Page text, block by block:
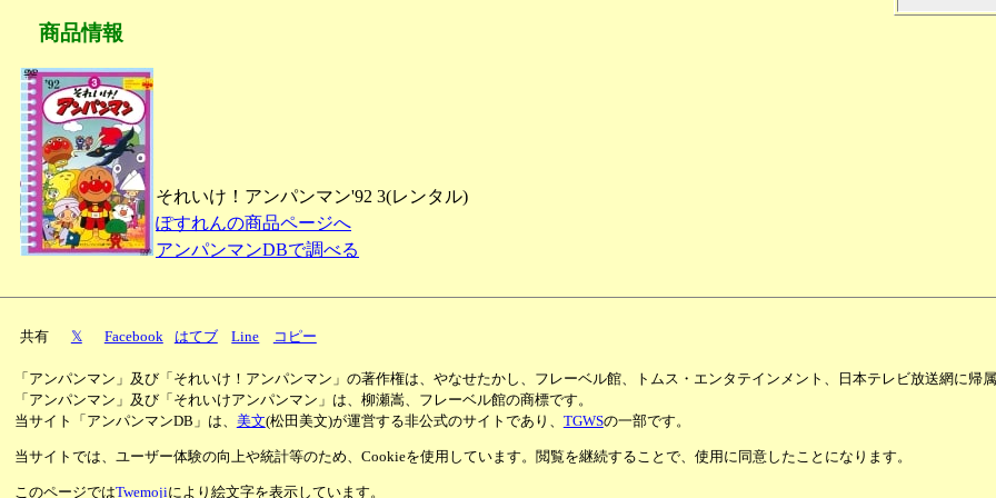
商品情報
それいけ！アンパンマン'92 3(レンタル)
ぽすれんの商品ページへ
アンパンマンDBで調べる
共有 𝕏 Facebook はてブ Line コピー
「アンパンマン」及び「それいけ！アンパンマン」の著作権は、やなせたかし、フレーベル館、トムス・エンタテインメント、日本テレビ放送網に帰属
「アンパンマン」及び「それいけアンパンマン」は、柳瀬嵩、フレーベル館の商標です。
当サイト「アンパンマンDB」は、 美文(松田美文)が運営する非公式のサイトであり、 TGWSの一部です。
当サイトでは、ユーザー体験の向上や統計等のため、Cookieを使用しています。閲覧を継続することで、使用に同意したことになります。
このページではTwemojiにより絵文字を表示しています。